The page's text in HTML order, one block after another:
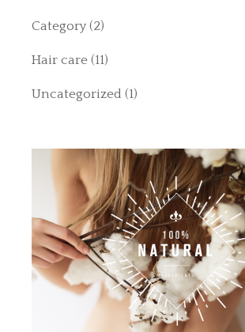
Category (2)
Hair care (11)
Uncategorized (1)